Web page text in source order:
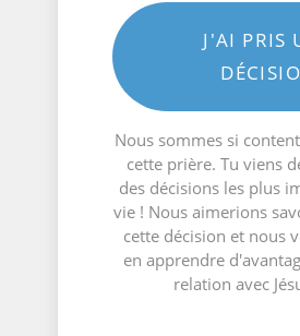
J'AI PRIS
Nous sommes si
cette prière. Tu viens
des décisions les plus
vie ! Nous aimerions
cette décision et nous
en apprendre
relation avec